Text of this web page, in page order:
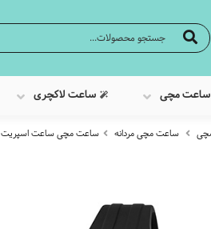
ساعت مچی ساعت لاکچری
ساعت مچی مردانه ساعت مچی ساعت اسپریت